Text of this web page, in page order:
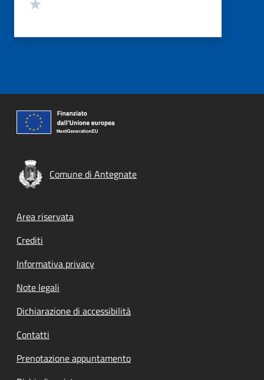
Comune di Antegnate
Footer menu
Area riservata
Crediti
Informativa privacy
Note legali
Dichiarazione di accessibilità
Contatti
Prenotazione appuntamento